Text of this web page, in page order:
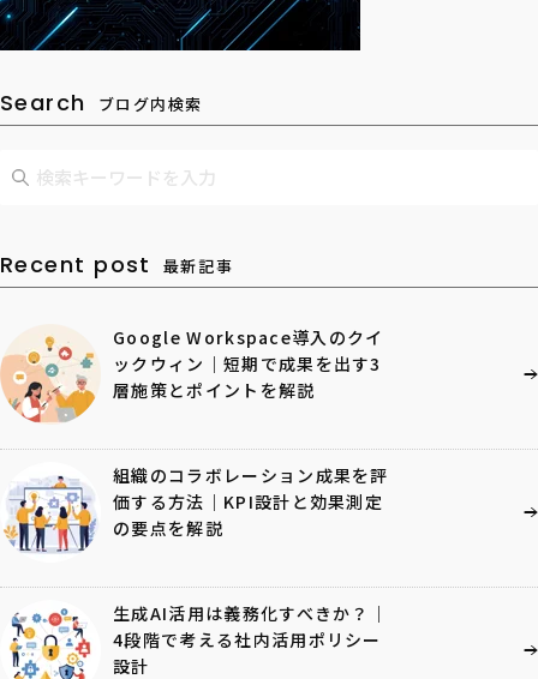
Search ブログ内検索
Recent post 最新記事
Google Workspace導入のクイ
ックウィン｜短期で成果を出す3
層施策とポイントを解説
組織のコラボレーション成果を評
価する方法｜KPI設計と効果測定
の要点を解説
生成AI活用は義務化すべきか？｜
4段階で考える社内活用ポリシー
設計